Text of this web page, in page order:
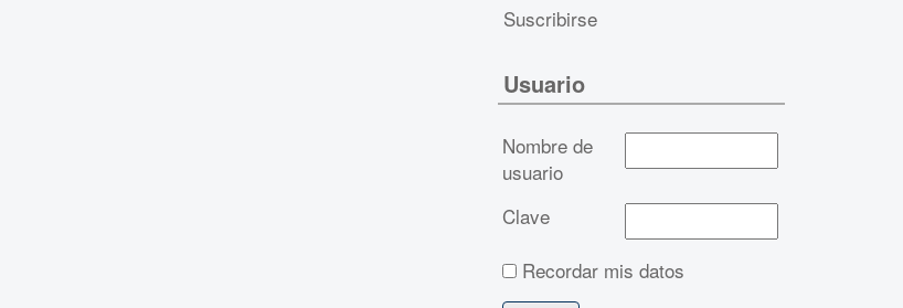
Suscribirse
Usuario
Nombre de
usuario
Clave
Recordar mis datos